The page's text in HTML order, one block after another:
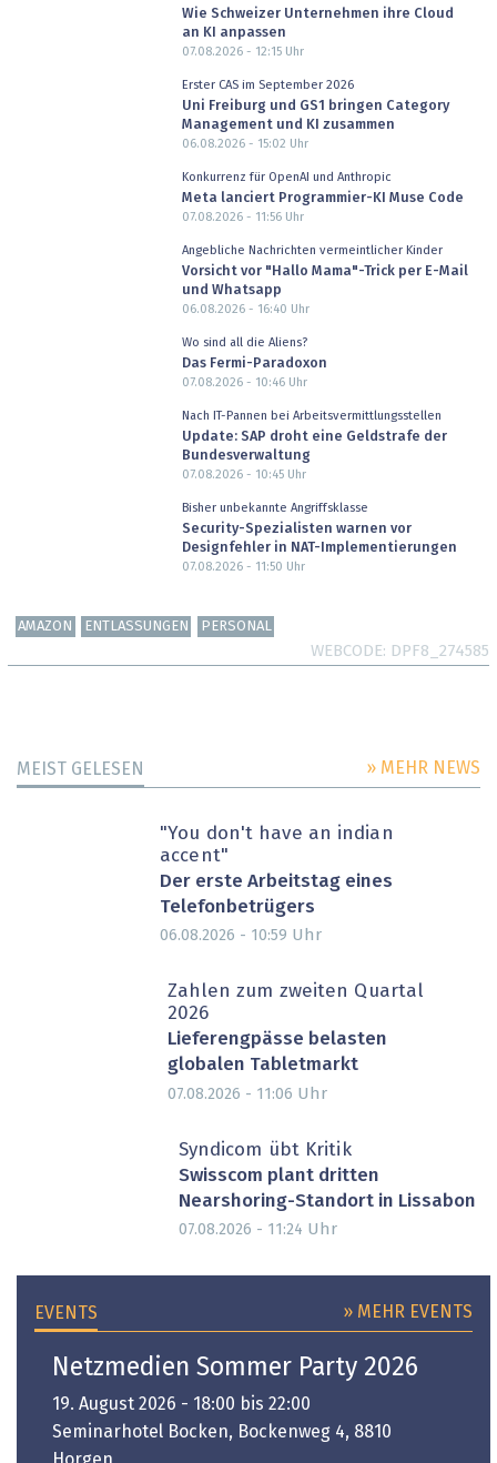
Wie Schweizer Unternehmen ihre Cloud
an KI anpassen
07.08.2026 - 12:15Uhr
Erster CAS im September 2026
Uni Freiburg und GS1 bringen Category
Management und KI zusammen
06.08.2026 - 15:02 Uhr
Konkurrenz für OpenAI und Anthropic
Meta lanciert Programmier-KI Muse Code
07.08.2026 - 11:56Uhr
Angebliche Nachrichten vermeintlicher Kinder
Vorsicht vor "Hallo Mama"-Trick per E-Mail
und Whatsapp
06.08.2026 - 16:40 Uhr
Wo sind all die Aliens?
Das Fermi-Paradoxon
07.08.2026 - 10:46Uhr
Nach IT-Pannen bei Arbeitsvermittlungsstellen
Update: SAP droht eine Geldstrafe der
Bundesverwaltung
07.08.2026 - 10:45Uhr
Bisher unbekannte Angriffsklasse
Security-Spezialisten warnen vor
Designfehler in NAT-Implementierungen
07.08.2026 - 11:50 Uhr
AMAZON ENTLASSUNGEN PERSONAL
WEBCODE DPF8_274585
MEIST GELESEN » MEHR NEWS
"You don't have an indian
accent"
Der erste Arbeitstag eines
Telefonbetrügers
06.08.2026 - 10:59 Uhr
Zahlen zum zweiten Quartal
2026
Lieferengpässe belasten
globalen Tabletmarkt
07.08.2026 - 11:06 Uhr
Syndicom übt Kritik
Swisscom plant dritten
Nearshoring-Standort in Lissabon
07.08.2026 - 11:24 Uhr
EVENTS » MEHR EVENTS
Netzmedien Sommer Party 2026
19. August 2026 - 18:00 bis 22:00
Seminarhotel Bocken, Bockenweg 4, 8810
Horgen